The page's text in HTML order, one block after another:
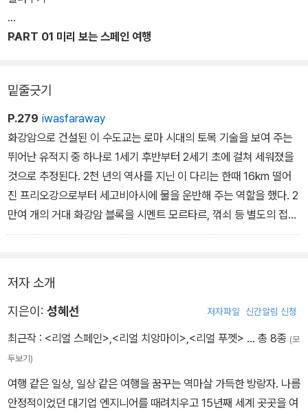
고 여행자의 입장에서 큐레이션한 교통·문화·실용 팁까지, 스페인의
지 대폭 추가하여 변화하는 스페인의 매력을 미리 경험할 수 있도록
했다. 최신 정보와 생생한 화보 그리고 스페인 전문가의 깊이 있는 인
사이트로 탄생한 『리얼 스페인』과 함께 멋진 스페인 여행을 즐겨보
자.
PART 01 미리 보는 스페인 여행
밑줄긋기
P.279 iwasfaraway
화강암으로 건설된 이 수도교는 로마 시대의 토목 기술을 보여 주는
뛰어난 유적지 중 하나로 1세기 후반부터 2세기 초에 걸쳐 세워졌을
것으로 추정된다. 2천 년의 역사를 지닌 이 다리는 한때 16km 떨어
진 프리오강으로부터 세고비아시에 물을 운반해 주는 역할을 했다. 2
만여 개의 거대 화강암 블록을 시멘트 모르타르, 꺾쇠 등 별도의 접착
제 없이 쌓아 만들었다는게 믿기지 않는다. 11세기 무어인들에 의해
해 볼 수 있다. 수도교가 있는 아소게호 광장은 유적 보존을 위해 보행
자 전용 구역으로만 사용한다.
저자 소개
지은이: 성혜선 저자파일 신간알림 신청
최근작 : <리얼 스페인>,<리얼 치앙마이>,<리얼 푸껫> … 총 8종 (모
두보기)
여행 같은 일상, 일상 같은 여행을 꿈꾸는 역마살 가득한 방랑자. 나름
안정적이었던 대기업 엔지니어를 때려치우고 15년째 세계 곳곳을 여